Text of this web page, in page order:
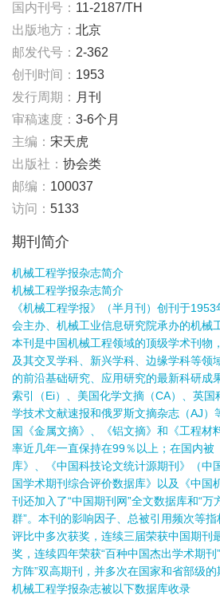
国内刊号： 11-2187/TH
出版地方： 北京
邮发代号： 2-362
创刊时间： 1953
发行周期： 月刊
审稿速度： 3-6个月
主编： 宋天虎
出版社： 协会类
邮编： 100037
访问： 5133
期刊简介
机械工程学报杂志简介
机械工程学报杂志简介
《机械工程学报》（半月刊）创刊于
会主办、机械工业信息研究院承办的机械
本刊是中国机械工程领域的顶级学术刊物
及其交叉学科、新兴学科、边缘学科等领
的前沿基础研究、应用研究的最新科研成
索引（Ei）、美国化学文摘（CA）、英
学技术文献速报和俄罗斯文摘杂志（AJ）
国《金属文摘》、《铝文摘》和《工程材
率近几年一直保持在99％以上；在国内被
库》、《中国科技论文统计源期刊》（中
国学术期刊综合评价数据库》以及《中国
刊还加入了“中国期刊网”全文数据库和“
群”。本刊的影响因子、总被引用频次等
评比中多次获奖，连续三届荣获中国期
奖，连续四年荣获“百种中国杰出学术期刊
方阵”双高期刊，并多次在国家和省部级的
机械工程学报杂志被以下数据库收录